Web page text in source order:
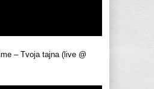
– Tvoja tajna (live @